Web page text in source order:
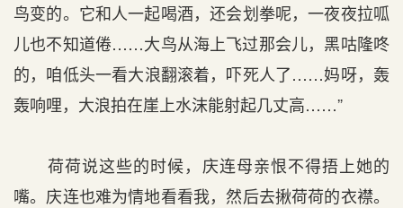
鸟变的。它和人一起喝酒，还会划拳呢，一夜夜拉呱
儿也不知道倦……大鸟从海上飞过那会儿，黑咕隆咚
的，咱低头一看大浪翻滚着，吓死人了……妈呀，轰
轰响哩，大浪拍在崖上水沫能射起几丈高……”
荷荷说这些的时候，庆连母亲恨不得捂上她的
嘴。庆连也难为情地看看我，然后去揪荷荷的衣襟。